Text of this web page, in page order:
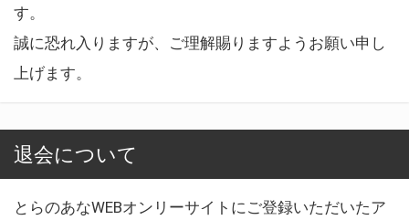
す。
誠に恐れ入りますが、ご理解賜りますようお願い申し
上げます。
退会について
とらのあなWEBオンリーサイトにご登録いただいたア